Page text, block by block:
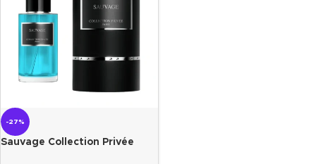
-27%
Sauvage Collection Privée